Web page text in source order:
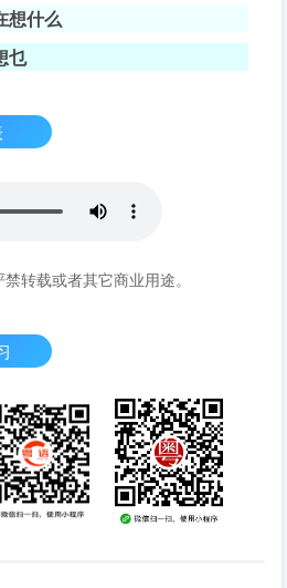
想什么
乜
转载或者其它商业用途。